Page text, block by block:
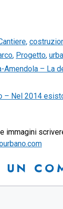
,
, Progetto,
Amendola – La
– Nel 2014
immagini